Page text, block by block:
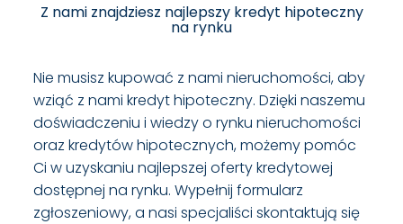
Z nami znajdziesz najlepszy kredyt hipoteczny
na rynku
Nie musisz kupować z nami nieruchomości, aby
wziąć z nami kredyt hipoteczny. Dzięki naszemu
doświadczeniu i wiedzy o rynku nieruchomości
oraz kredytów hipotecznych, możemy pomóc
Ci w uzyskaniu najlepszej oferty kredytowej
dostępnej na rynku. Wypełnij formularz
zgłoszeniowy, a nasi specjaliści skontaktują się